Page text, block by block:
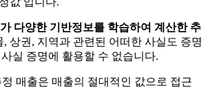
다양한 기반정보를 학습하여 계산한 추
, 상권, 지역과 관련된 어떠한 사실도 증명
실 증명에 활용할 수 없습니다.
매출은 매출의 절대적인 값으로 접근